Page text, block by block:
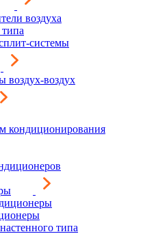
воздуха
системы
воздух-воздух
кондиционирования
типа